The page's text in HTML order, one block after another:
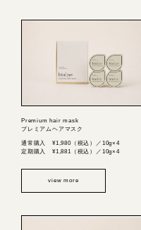
Premium hair mask
プレミアムヘアマスク
通常購入 ¥1,980（税込）／10g×4
定期購入 ¥1,881（税込）／10g×4
view more